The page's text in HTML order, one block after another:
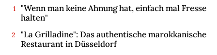
"Wenn man keine Ahnung hat, einfach mal Fresse
halten"
"La Grilladine": Das authentische marokkanische
Restaurant in Düsseldorf